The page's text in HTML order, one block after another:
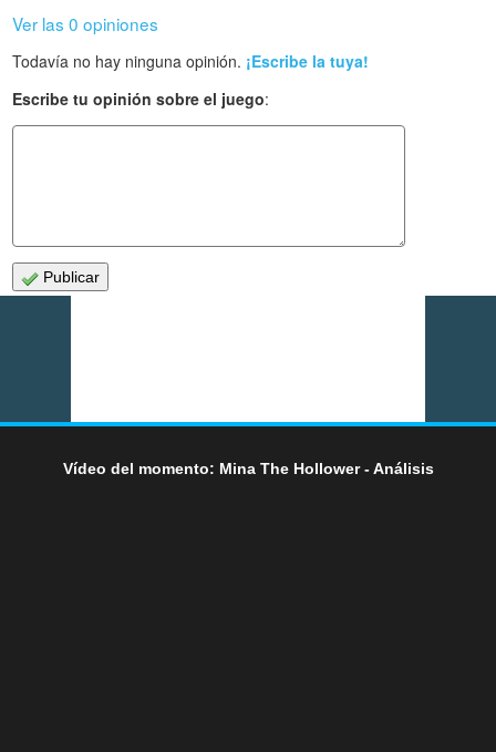
Ver las 0 opiniones
Todavía no hay ninguna opinión. ¡Escribe la tuya!
Escribe tu opinión sobre el juego:
Publicar
Vídeo del momento: Mina The Hollower - Análisis